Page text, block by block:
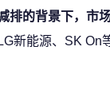
排的背景下，市
新能源、SK On